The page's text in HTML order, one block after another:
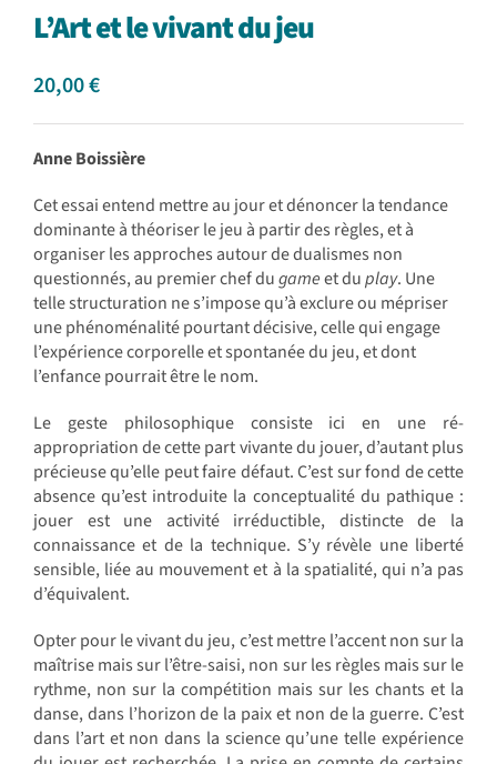
L'Art
du
L’Art et le vivant du jeu
20,00€
Anne Boissière
Cet essai entend mettre au jour et dénoncer la tendance
dominante à théoriser le jeu à partir des règles, et à
organiser les approches autour de dualismes non
questionnés, au premier chef dugameet duplay. Une
telle structuration ne s’impose qu’à exclure ou mépriser
une phénoménalité pourtant décisive, celle qui engage
l’expérience corporelle et spontanée du jeu, et dont
l’enfance pourrait être le nom.
Le geste philosophique consiste ici en une ré-
appropriation de cette part vivante du jouer, d’autant plus
précieuse qu’elle peut faire défaut. C’est sur fond de cette
absence qu’est introduite la conceptualité du pathique :
jouer est une activité irréductible, distincte de la
connaissance et de la technique. S’y révèle une liberté
sensible, liée au mouvement et à la spatialité, qui n’a pas
d’équivalent.
Opter pour le vivant du jeu, c’est mettre l’accent non sur la
maîtrise mais sur l’être-saisi, non sur les règles mais sur le
rythme, non sur la compétition mais sur les chants et la
danse, dans l’horizon de la paix et non de la guerre. C’est
dans l’art et non dans la science qu’une telle expérience